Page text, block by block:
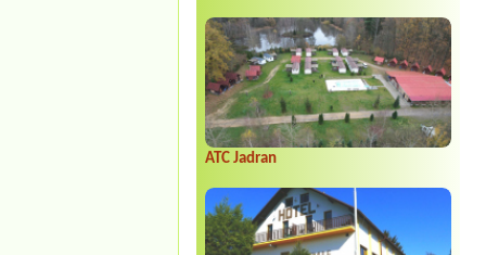
ATC Jadran